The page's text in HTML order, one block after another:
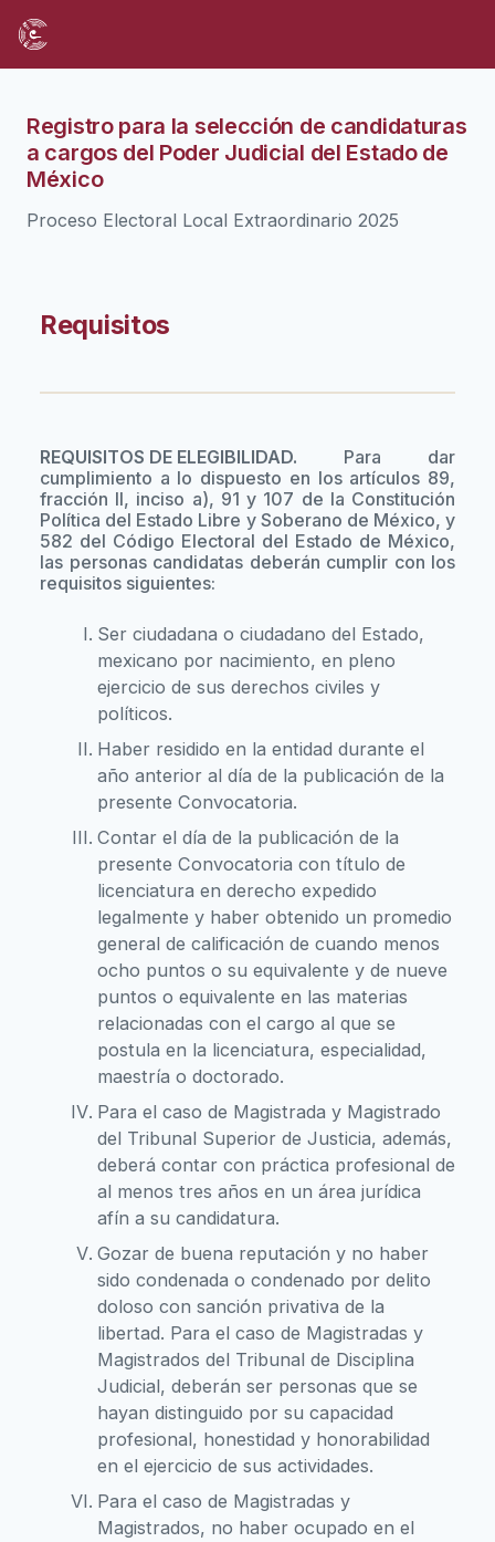
Registro para la selección de candidaturas
a cargos del Poder Judicial del Estado de
México
Proceso Electoral Local Extraordinario 2025
Requisitos
REQUISITOS DE ELEGIBILIDAD. Para dar
cumplimiento a lo dispuesto en los artículos 89,
fracción II, inciso a), 91 y 107 de la Constitución
Política del Estado Libre y Soberano de México, y
582 del Código Electoral del Estado de México,
las personas candidatas deberán cumplir con los
requisitos siguientes:
Ser ciudadana o ciudadano del Estado,
mexicano por nacimiento, en pleno
ejercicio de sus derechos civiles y
políticos.
Haber residido en la entidad durante el
año anterior al día de la publicación de la
presente Convocatoria.
Contar el día de la publicación de la
presente Convocatoria con título de
licenciatura en derecho expedido
legalmente y haber obtenido un promedio
general de calificación de cuando menos
ocho puntos o su equivalente y de nueve
puntos o equivalente en las materias
relacionadas con el cargo al que se
postula en la licenciatura, especialidad,
maestría o doctorado.
Para el caso de Magistrada y Magistrado
del Tribunal Superior de Justicia, además,
deberá contar con práctica profesional de
al menos tres años en un área jurídica
afín a su candidatura.
Gozar de buena reputación y no haber
sido condenada o condenado por delito
doloso con sanción privativa de la
libertad. Para el caso de Magistradas y
Magistrados del Tribunal de Disciplina
Judicial, deberán ser personas que se
hayan distinguido por su capacidad
profesional, honestidad y honorabilidad
en el ejercicio de sus actividades.
Para el caso de Magistradas y
Magistrados, no haber ocupado en el